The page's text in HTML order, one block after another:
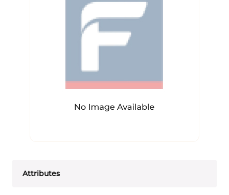
Attributes